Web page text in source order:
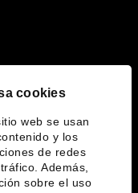
cookies
web se usan
y los
de redes
Además,
sobre el uso